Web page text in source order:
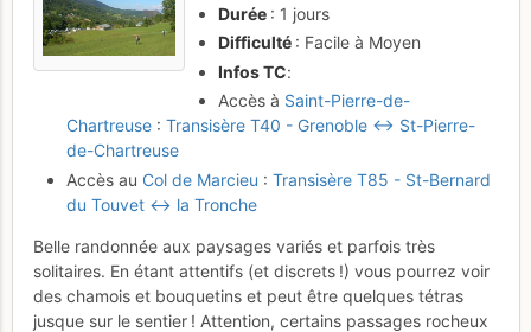
Durée : 1 jours
Difficulté : Facile à Moyen
Infos TC:
Accès à Saint-Pierre-de-
Chartreuse : Transisère T40 - Grenoble ↔ St-Pierre-
de-Chartreuse
Accès au Col de Marcieu : Transisère T85 - St-Bernard
du Touvet ↔ la Tronche
Belle randonnée aux paysages variés et parfois très
solitaires. En étant attentifs (et discrets !) vous pourrez voir
des chamois et bouquetins et peut être quelques tétras
jusque sur le sentier ! Attention, certains passages rocheux